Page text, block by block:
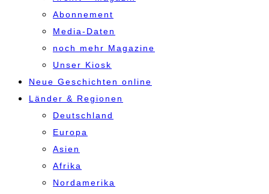
Abonnement
Media-Daten
noch mehr Magazine
Unser Kiosk
Neue Geschichten online
Länder & Regionen
Deutschland
Europa
Asien
Afrika
Nordamerika